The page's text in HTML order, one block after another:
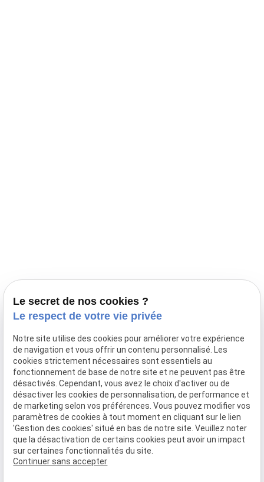
03 28 68 82 00
06 80 84 45 90
Adresse
10, chemin de Cassel
59470 BOLLEZEELE
Horaires
09:00 - 17:00
Lundi - Samedi
Le secret de nos cookies ?
Le respect de votre vie privée
Notre site utilise des cookies pour améliorer votre expérience
de navigation et vous offrir un contenu personnalisé. Les
cookies strictement nécessaires sont essentiels au
fonctionnement de base de notre site et ne peuvent pas être
désactivés. Cependant, vous avez le choix d'activer ou de
désactiver les cookies de personnalisation, de performance et
de marketing selon vos préférences. Vous pouvez modifier vos
paramètres de cookies à tout moment en cliquant sur le lien
'Gestion des cookies' situé en bas de notre site. Veuillez noter
que la désactivation de certains cookies peut avoir un impact
sur certaines fonctionnalités du site.
Continuer sans accepter